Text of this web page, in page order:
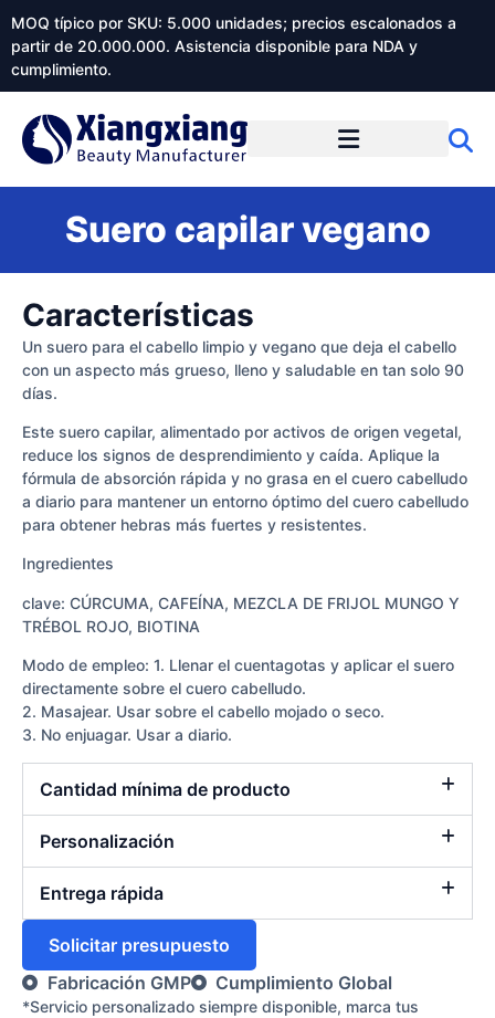
MOQ típico por SKU: 5.000 unidades; precios escalonados a
partir de 20.000.000. Asistencia disponible para NDA y
cumplimiento.
Suero capilar vegano
Características
Un suero para el cabello limpio y vegano que deja el cabello
con un aspecto más grueso, lleno y saludable en tan solo 90
días.
Este suero capilar, alimentado por activos de origen vegetal,
reduce los signos de desprendimiento y caída. Aplique la
fórmula de absorción rápida y no grasa en el cuero cabelludo
a diario para mantener un entorno óptimo del cuero cabelludo
para obtener hebras más fuertes y resistentes.
Ingredientes
clave: CÚRCUMA, CAFEÍNA, MEZCLA DE FRIJOL MUNGO Y
TRÉBOL ROJO, BIOTINA
Modo de empleo: 1. Llenar el cuentagotas y aplicar el suero
directamente sobre el cuero cabelludo.
2. Masajear. Usar sobre el cabello mojado o seco.
3. No enjuagar. Usar a diario.
Cantidad mínima de producto
Personalización
Entrega rápida
Solicitar presupuesto
Fabricación GMP
Cumplimiento Global
*Servicio personalizado siempre disponible, marca tus